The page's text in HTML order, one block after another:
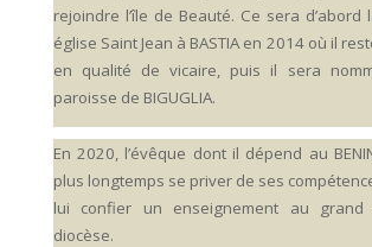
rejoindre l’île de Beauté. Ce sera d’abord
église Saint Jean à BASTIA en 2014 où il
en qualité de vicaire, puis il sera
paroisse de BIGUGLIA.
En 2020, l’évêque dont il dépend au
plus longtemps se priver de ses
lui confier un enseignement au grand
diocèse.